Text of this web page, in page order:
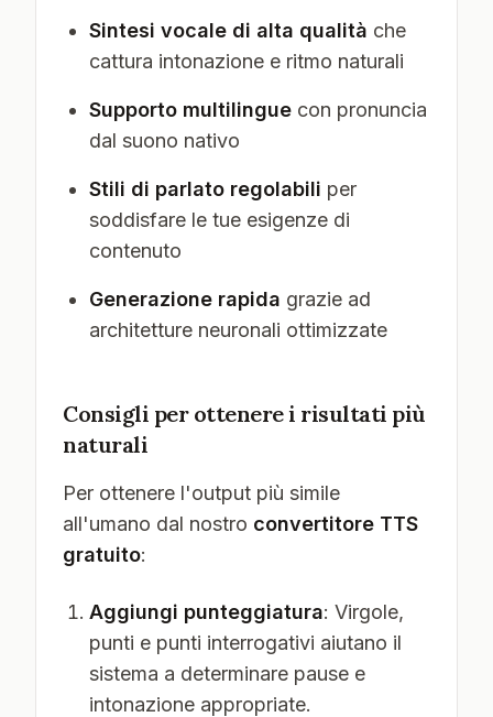
Sintesi vocale di alta qualità che
cattura intonazione e ritmo naturali
Supporto multilingue con pronuncia
dal suono nativo
Stili di parlato regolabili per
soddisfare le tue esigenze di
contenuto
Generazione rapida grazie ad
architetture neuronali ottimizzate
Consigli per ottenere i risultati più
naturali
Per ottenere l'output più simile
all'umano dal nostro convertitore TTS
gratuito:
Aggiungi punteggiatura: Virgole,
punti e punti interrogativi aiutano il
sistema a determinare pause e
intonazione appropriate.